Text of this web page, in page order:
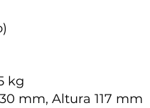
kg
mm, Altura 117 mm